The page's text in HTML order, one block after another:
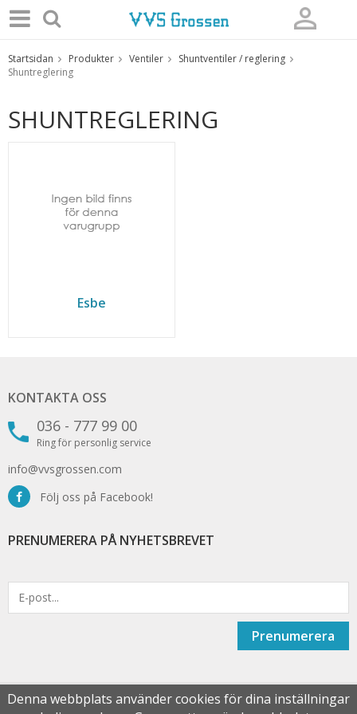
Startsidan Produkter Ventiler
Shuntventiler / reglering
Shuntreglering
SHUNTREGLERING
Esbe
KONTAKTA OSS
036 - 777 99 00
Ring för personlig service
info@vvsgrossen.com
Följ oss på Facebook!
PRENUMERERA PÅ NYHETSBREVET
Prenumerera
Denna webbplats använder cookies för dina inställningar